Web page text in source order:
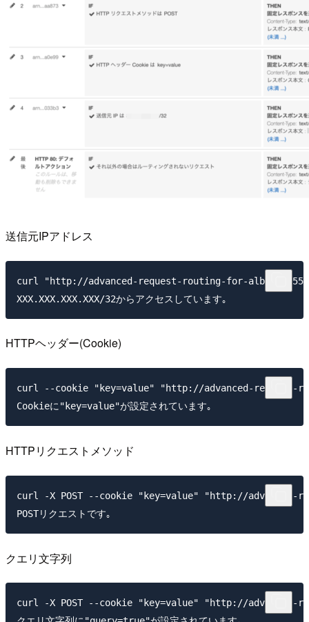
送信元IPアドレス
curl "http://advanced-request-routing-for-alb-
HTTPヘッダー(Cookie)
curl --cookie "key=value" "http://advanced-request-
HTTPリクエストメソッド
curl -X POST --cookie "key=value" "http://advanced-
クエリ文字列
curl -X POST --cookie "key=value" "http://advanced-